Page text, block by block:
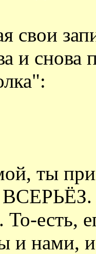
свои
и снова
ты
есть,
и нами,